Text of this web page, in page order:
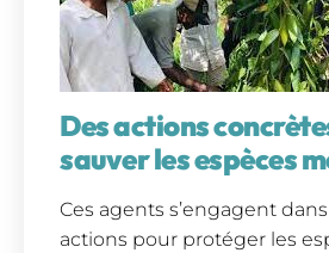
Des actions
sauver les espèces
Ces agents s’engagent
actions pour protéger les